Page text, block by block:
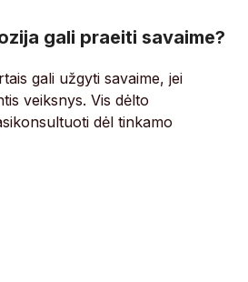
gali praeiti savaime?
gali užgyti savaime, jei
veiksnys. Vis dėlto
dėl tinkamo